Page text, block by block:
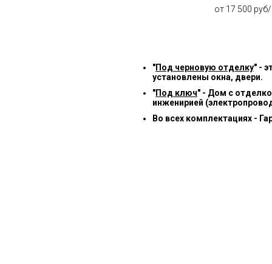
от 17 500
"Под черновую отделку" -
установлены окна, двери.
"Под ключ" - Дом с
инженирией
Во всех комплектациях -